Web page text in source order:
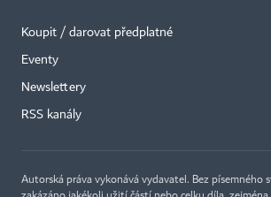
Koupit / darovat předplatné
Eventy
Newslettery
RSS kanály
Autorská práva vykonává vydavatel. Bez písemného